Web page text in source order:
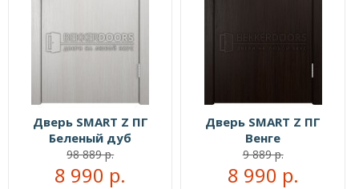
Дверь SMART Z ПГ
Беленый дуб
98 889 р.
8 990 р.
Дверь SMART Z ПГ
Венге
9 889 р.
8 990 р.